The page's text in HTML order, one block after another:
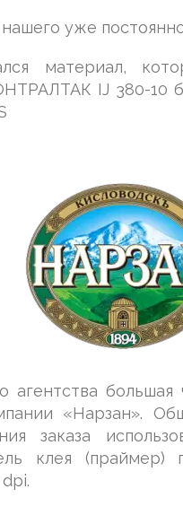
уже
материал,
IJ 380-10
агентства
«Нарзан».
заказа
клея (праймер)